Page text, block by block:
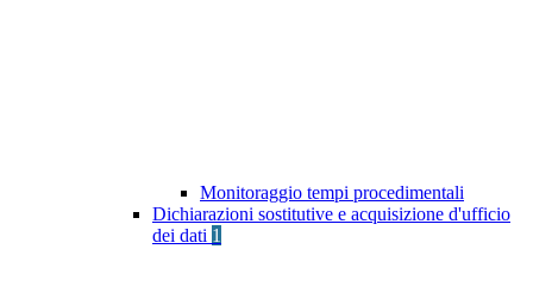
Monitoraggio tempi procedimentali
Dichiarazioni sostitutive e acquisizione d'ufficio
dei dati 1